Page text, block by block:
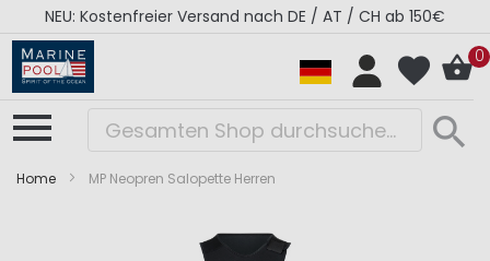
NEU: Kostenfreier Versand nach DE / AT / CH ab 150€
0
Home MP Neopren Salopette Herren